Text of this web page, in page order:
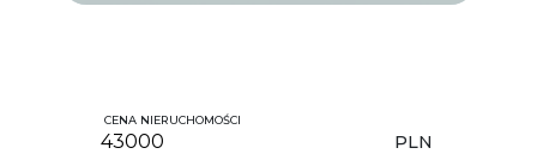
CENA NIERUCHOMOŚCI
PLN